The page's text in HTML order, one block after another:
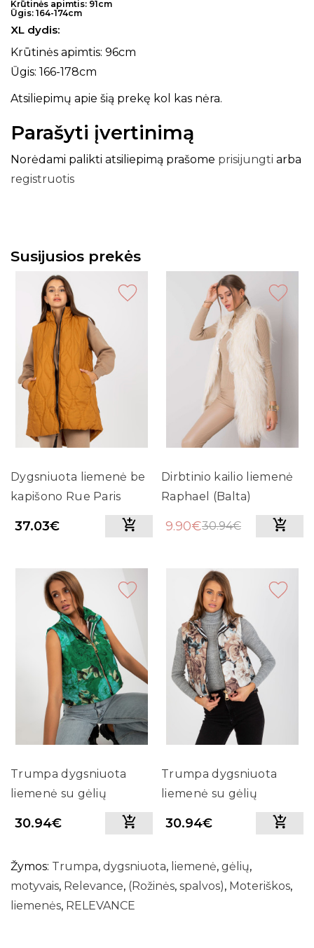
Krūtinės apimtis: 91cm
Ūgis: 164-174cm
XL dydis:
Krūtinės apimtis: 96cm
Ūgis: 166-178cm
Atsiliepimų apie šią prekę kol kas nėra.
Parašyti įvertinimą
Norėdami palikti atsiliepimą prašome prisijungti arba
registruotis
Susijusios prekės
Dygsniuota liemenė be
kapišono Rue Paris
(Garstyčių spalvos)
37.03€
Dirbtinio kailio liemenė
Raphael (Balta)
9.90€30.94€
Trumpa dygsniuota
liemenė su gėlių
motyvais Relevance
30.94€
Trumpa dygsniuota
liemenė su gėlių
motyvais Relevance
30.94€
Žymos: Trumpa, dygsniuota, liemenė, gėlių,
motyvais, Relevance, (Rožinės, spalvos), Moteriškos,
liemenės, RELEVANCE